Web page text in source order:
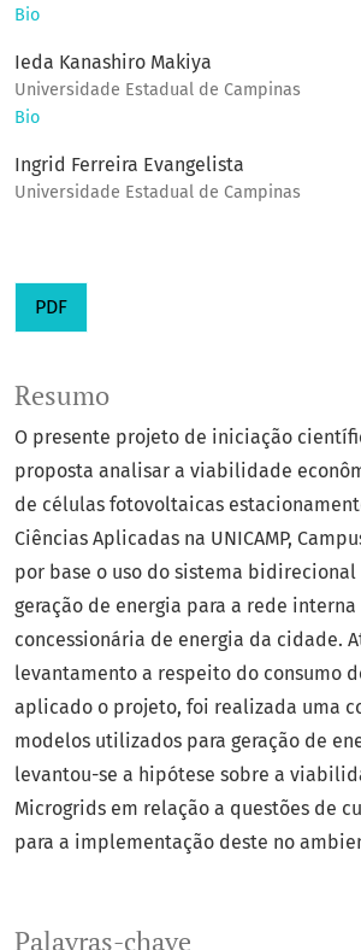
Bio
Ieda Kanashiro Makiya
Universidade Estadual de Campinas
Bio
Ingrid Ferreira Evangelista
Universidade Estadual de Campinas
PDF
Palavras-chave
Resumo
O presente projeto de iniciação
proposta analisar a viabilidade
de células fotovoltaicas
Ciências Aplicadas na UNICAMP,
por base o uso do sistema bidirecional
geração de energia para a rede interna
concessionária de energia da cidade.
levantamento a respeito do consumo
aplicado o projeto, foi realizada uma
modelos utilizados para geração de
levantou-se a hipótese sobre a
Microgrids em relação a questões de
para a implementação deste no